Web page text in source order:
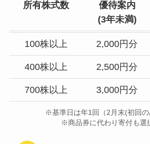
所有株式数
優待案内
(3年未満)
100株以上 2,000円分
400株以上 2,500円分
700株以上 3,000円分
※基準日は年1回（2月末(初回の
※商品券に代わり寄付も選